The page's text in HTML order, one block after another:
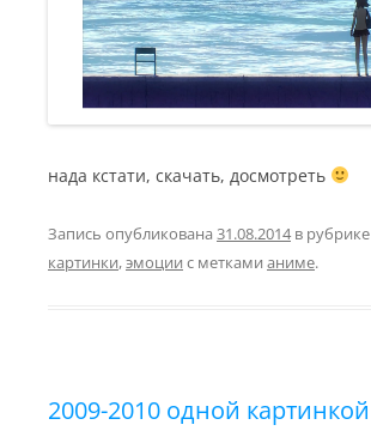
нада кстати, скачать, досмотреть
Запись опубликована 31.08.2014в рубрике
картинки,эмоции с метками аниме.
2009-2010 одной картинкой